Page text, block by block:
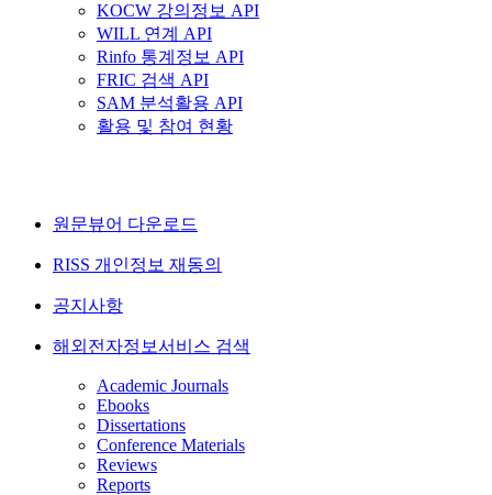
KOCW 강의정보 API
WILL 연계 API
Rinfo 통계정보 API
FRIC 검색 API
SAM 분석활용 API
활용 및 참여 현황
원문뷰어 다운로드
RISS 개인정보 재동의
공지사항
해외전자정보서비스 검색
Academic Journals
Ebooks
Dissertations
Conference Materials
Reviews
Reports